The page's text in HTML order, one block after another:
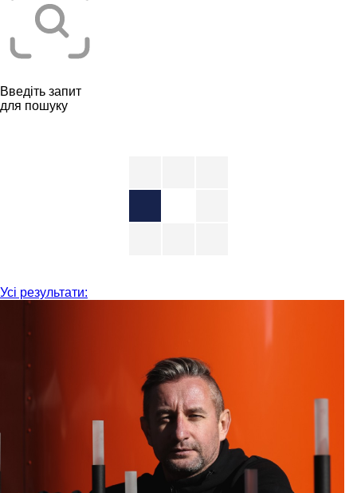
Введіть запит
для пошуку
Усі результати: